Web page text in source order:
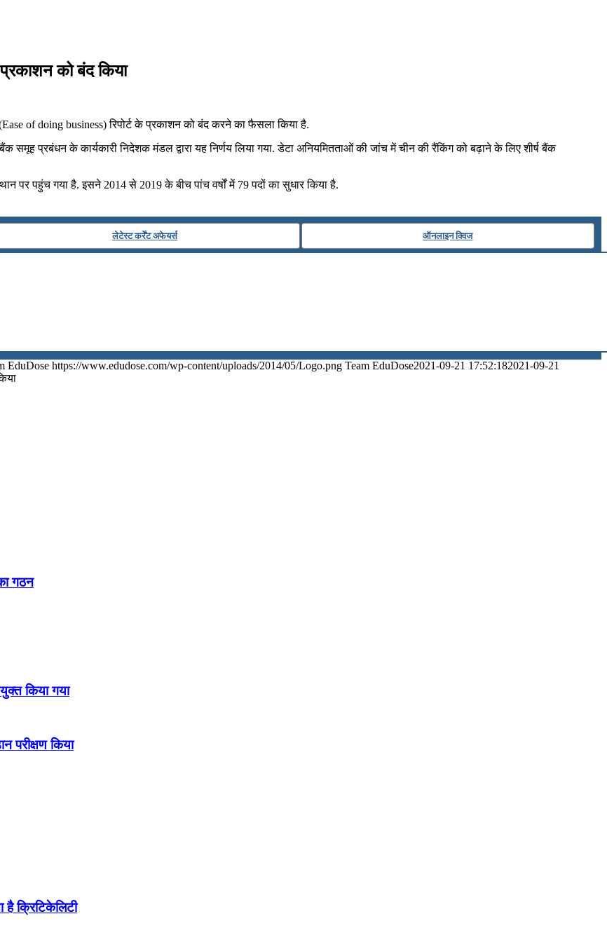
को बंद किया
of doing business) रिपोर्ट के प्रकाशन को बंद करने का फैसला किया है.
प्रबंधन के कार्यकारी निदेशक मंडल द्वारा यह निर्णय लिया गया. डेटा अनियमितताओं की जांच में चीन की रैंकिंग को बढ़ाने के लिए शीर्ष बैंक
पहुंच गया है. इसने 2014 से 2019 के बीच पांच वर्षों में 79 पदों का सुधार किया है.
लेटेस्ट कर्रेंट अफेयर्स ऑनलाइन क्विज
EduDose https://www.edudose.com/wp-content/uploads/2014/05/Logo.png Team EduDose2021-09-21 17:52:182021-09-21
गठन
किया गया
किया
है क्रिटिकेलिटी